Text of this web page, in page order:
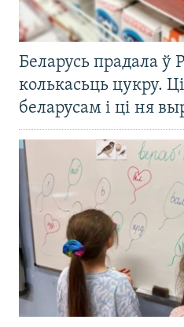
Беларусь прадала ў
колькасьць цукру.
беларусам і ці ня